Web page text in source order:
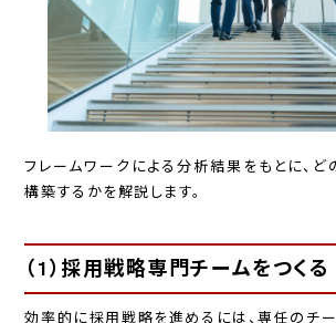
フレームワークによる分析結果をもとに、
構築するかを解説します。
（1）採用戦略専門チームをつくる
効率的に採用戦略を進めるには、専任のチ